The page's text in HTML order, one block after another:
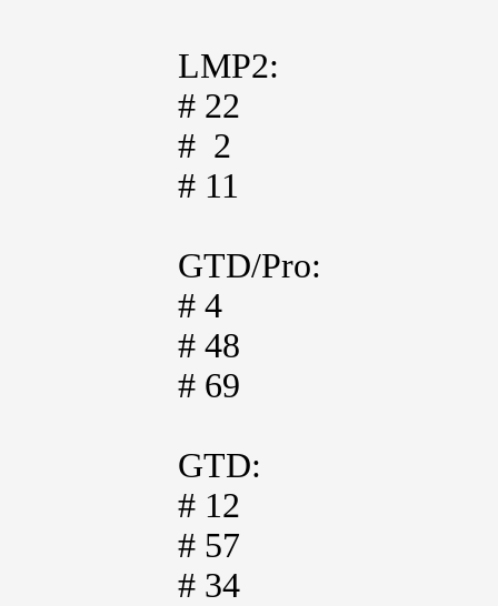
LMP2:
# 22
# 2
# 11
GTD/Pro:
# 4
# 48
# 69
GTD:
# 12
# 57
# 34